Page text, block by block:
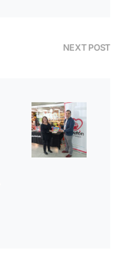
NEXT POST